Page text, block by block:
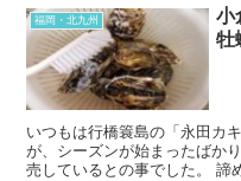
福岡・北九州
小
牡
いつもは行橋簑島の「永田カ
が、シーズンが始まったばか
売しているとの事でした。 諦